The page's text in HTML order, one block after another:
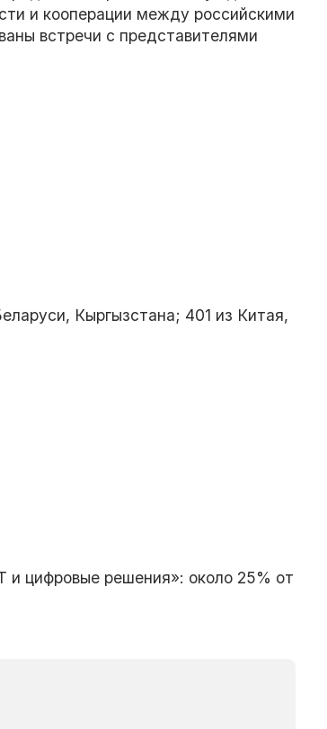
и кооперации между российскими
встречи с представителями
Кыргызстана; 401 из Китая,
и цифровые решения»: около 25% от